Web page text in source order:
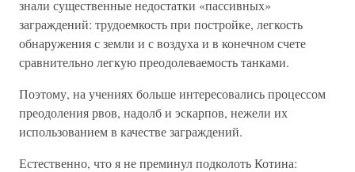
знали существенные недостатки «пассивных»
заграждений: трудоемкость при постройке, легкость
обнаружения с земли и с воздуха и в конечном счете
сравнительно легкую преодолеваемость танками.
Поэтому, на учениях больше интересовались процессом
преодоления рвов, надолб и эскарпов, нежели их
использованием в качестве заграждений.
Естественно, что я не преминул подколоть Котина: